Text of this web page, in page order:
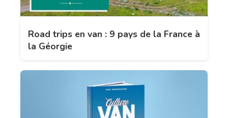
Road trips en van : 9 pays de la France à
la Géorgie